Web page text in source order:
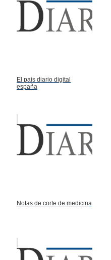
El pais diario digital
españa
Notas de corte de medicina